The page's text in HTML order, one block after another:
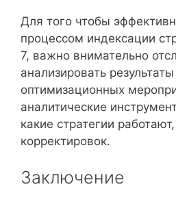
Для того чтобы
процессом индексации
7, важно внимательно
анализировать
оптимизационных
аналитические
какие стратегии
корректировок.
Заключение